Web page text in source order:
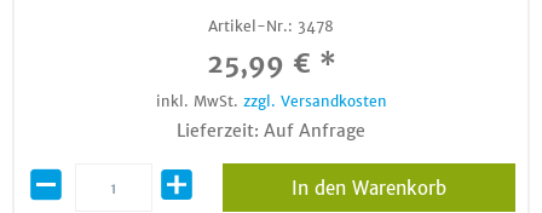
Artikel-Nr.: 3478
25,99 € *
inkl. MwSt. zzgl. Versandkosten
Lieferzeit: Auf Anfrage
In den Warenkorb